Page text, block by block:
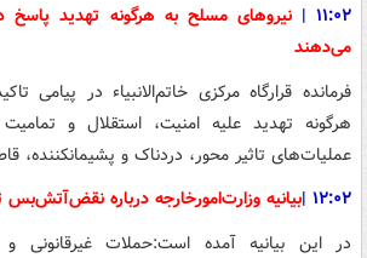
۱۱:۰۲ |نیروهای مسلح به هرگونه تهدید پاسخ
می‌دهند
فرمانده قرارگاه مرکزی خاتم‌الانبیاء در پیامی
هرگونه تهدید علیه امنیت، استقلال و
عملیات‌های تاثیر محور، دردناک و پشیمانکننده،
۱۲:۰۲ |بیانیه وزارت‌‎امورخارجه درباره نقض‌آتش‌بس توسط آمریکا
در این بیانیه آمده است:حملات غیرقانونی و